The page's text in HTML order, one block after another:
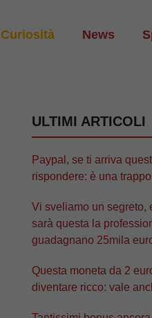
Curiosità News
ULTIMI ARTICOLI
Paypal, se ti arriva
rispondere: è una
Vi sveliamo un segreto,
sarà questa la
guadagnano 25mila
Questa moneta da 2
diventare ricco: vale